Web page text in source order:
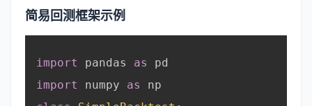
简易回测框架示例
import pandas as
pd
import
numpy as
np